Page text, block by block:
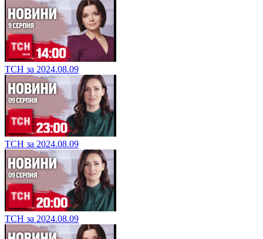
ТСН за 2024.08.09
ТСН за 2024.08.09
ТСН за 2024.08.09